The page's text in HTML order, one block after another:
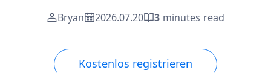
Bryan 2026.07.20 3 minutes read
Kostenlos registrieren